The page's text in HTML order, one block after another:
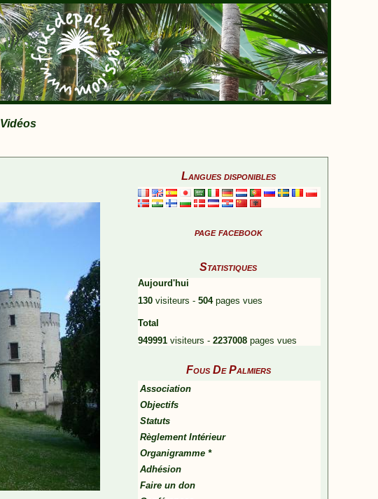
Vidéos
Langues disponibles
page facebook
Statistiques
Aujourd'hui
130 visiteurs - 504pages vues
Total
949991 visiteurs - 2237008 pages vues
Fous De Palmiers
Association
Objectifs
Statuts
Règlement Intérieur
Organigramme *
Adhésion
Faire un don